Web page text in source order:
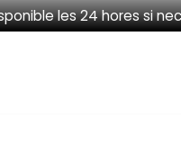
les 24 hores si